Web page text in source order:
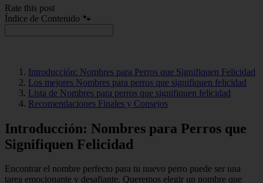
Rate this post
Índice de Contenido 🐾
Introducción: Nombres para Perros que Signifiquen Felicidad
Los mejores Nombres para perros que signifiquen felicidad
Lista de Nombres para perros que signifiquen felicidad
Recomendaciones Finales y Consejos
Introducción: Nombres para Perros que
Signifiquen Felicidad
Encontrar el nombre perfecto para tu nuevo perro puede ser una
tarea emocionante y desafiante. Queremos elegir un nombre que